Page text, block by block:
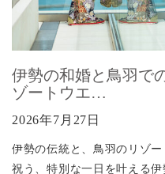
伊勢の和婚と鳥羽で
ゾートウエ…
2026年7月27日
伊勢の伝統と、鳥羽のリゾ
祝う、特別な一日を叶える